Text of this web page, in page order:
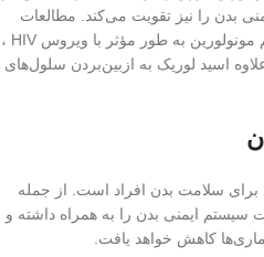
بدن را نیز تقویت می‌کند. مطالعات
ثابت کرده‌اند که هم اسید لوریک و هم مونولورین به طور مؤثر با ویروس HIV ،
اسید لوریک به ازبین‌بردن سلول‌های
سلامت بدن افراد است. از جمله
ایمنی بدن را به همراه داشته و
کاهش خواهد یافت.